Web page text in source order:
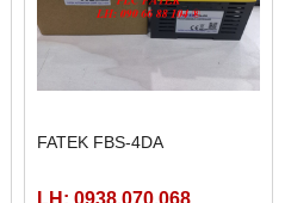
FATEK FBS-4DA
LH: 0938.070.068